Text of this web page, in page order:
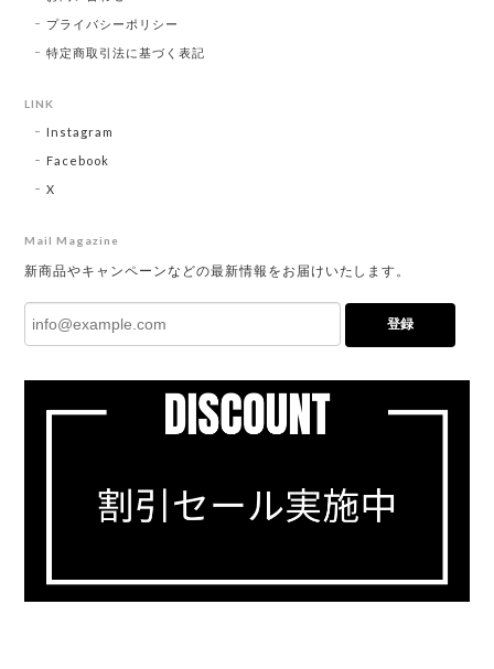
プライバシーポリシー
特定商取引法に基づく表記
LINK
Instagram
Facebook
X
Mail Magazine
新商品やキャンペーンなどの最新情報をお届けいたします。
登録